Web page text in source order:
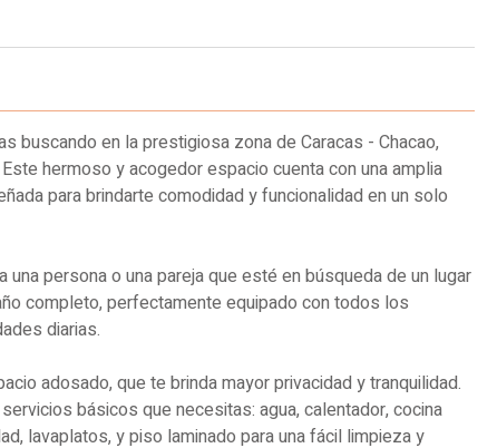
buscando en la prestigiosa zona de Caracas - Chacao,
hermoso y acogedor espacio cuenta con una amplia
para brindarte comodidad y funcionalidad en un solo
persona o una pareja que esté en búsqueda de un lugar
completo, perfectamente equipado con todos los
diarias.
adosado, que te brinda mayor privacidad y tranquilidad.
básicos que necesitas: agua, calentador, cocina
lavaplatos, y piso laminado para una fácil limpieza y